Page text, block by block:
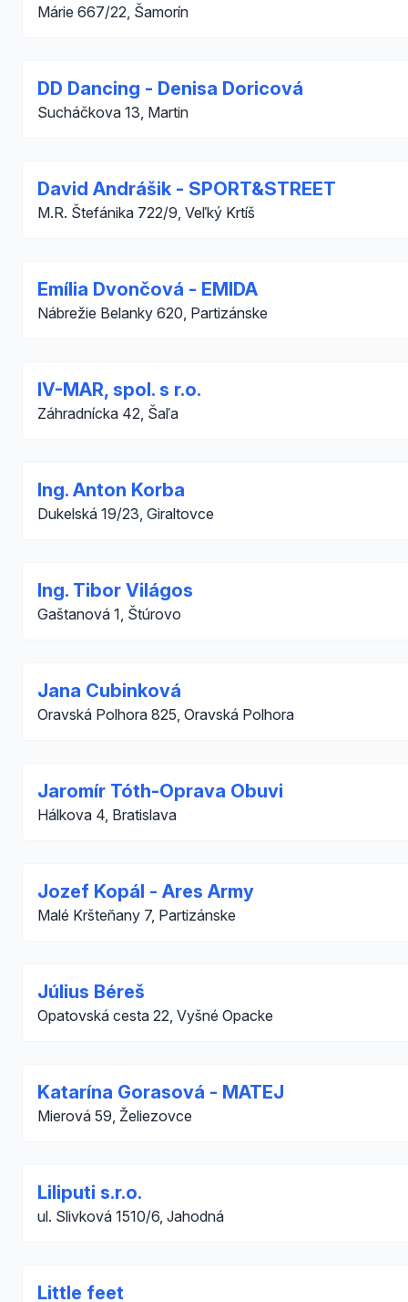
Márie 667/22, Šamorín
DD Dancing - Denisa Doricová
Sucháčkova 13, Martin
David Andrášik - SPORT&STREET
M.R. Štefánika 722/9, Veľký Krtíš
Emília Dvončová - EMIDA
Nábrežie Belanky 620, Partizánske
IV-MAR, spol. s r.o.
Záhradnícka 42, Šaľa
Ing. Anton Korba
Dukelská 19/23, Giraltovce
Ing. Tibor Világos
Gaštanová 1, Štúrovo
Jana Cubinková
Oravská Polhora 825, Oravská Polhora
Jaromír Tóth-Oprava Obuvi
Hálkova 4, Bratislava
Jozef Kopál - Ares Army
Malé Kršteňany 7, Partizánske
Július Béreš
Opatovská cesta 22, Vyšné Opacke
Katarína Gorasová - MATEJ
Mierová 59, Želiezovce
Liliputi s.r.o.
ul. Slivková 1510/6, Jahodná
Little feet